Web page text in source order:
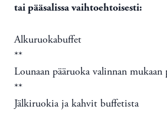
tai pääsalissa vaihtoehtoisesti:
Alkuruokabuffet
**
Lounaan pääruoka valinnan
**
Jälkiruokia ja kahvit buffetista